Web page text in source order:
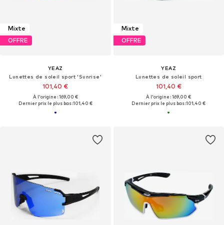
Mixte
OFFRE
YEAZ
Lunettes de soleil sport 'Sunrise'
101,40 €
À l'origine : 169,00 €
Dernier prix le plus bas :101,40 €
Mixte
OFFRE
YEAZ
Lunettes de soleil sport
101,40 €
À l'origine : 169,00 €
Dernier prix le plus bas :101,40 €